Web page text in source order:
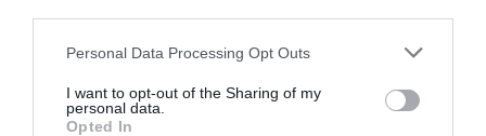
Personal Data Processing Opt Outs
I want to opt-out of the Sharing of my
personal data.
Opted In
l’Estat, calculat en el diferencial d’ingrés fiscal
menys finançament autonòmic, fou de 27.752
milions d'euros (amb una població del 28 %
respecte a Catalunya). En empat amb Catalunya,